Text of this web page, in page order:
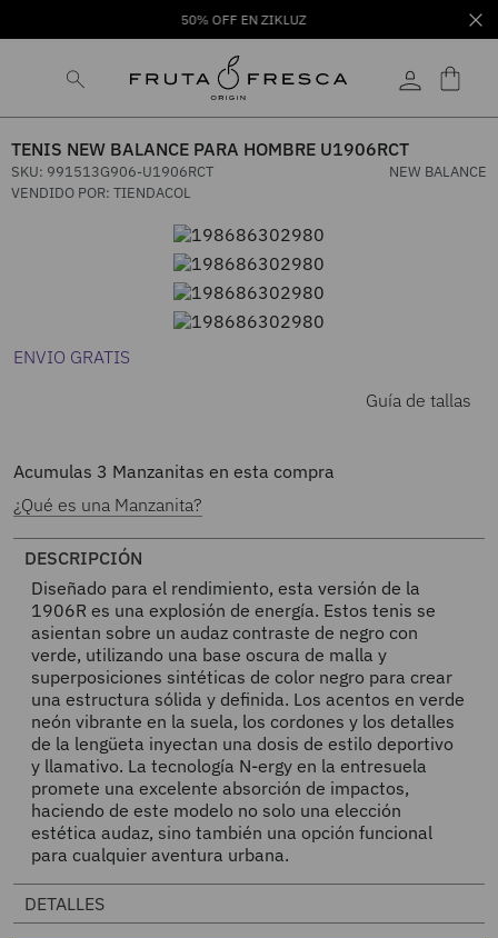
50% OFF EN ZIKLUZ
TENIS NEW BALANCE PARA HOMBRE U1906RCT
SKU: 991513G906-U1906RCT
NEW BALANCE
VENDIDO POR: TIENDACOL
ENVIO GRATIS
Guía de tallas
Acumulas 3 Manzanitas en esta compra
¿Qué es una Manzanita?
DESCRIPCIÓN
Diseñado para el rendimiento, esta versión de la
1906R es una explosión de energía. Estos tenis se
asientan sobre un audaz contraste de negro con
verde, utilizando una base oscura de malla y
superposiciones sintéticas de color negro para crear
una estructura sólida y definida. Los acentos en verde
neón vibrante en la suela, los cordones y los detalles
de la lengüeta inyectan una dosis de estilo deportivo
y llamativo. La tecnología N-ergy en la entresuela
promete una excelente absorción de impactos,
haciendo de este modelo no solo una elección
estética audaz, sino también una opción funcional
para cualquier aventura urbana.
DETALLES